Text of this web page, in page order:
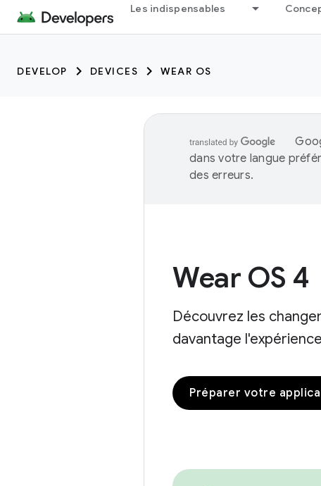
Les indispensables
DEVELOP DEVICES WEAR OS
dans votre langue
des erreurs.
Wear OS 4
Découvrez les
davantage
Préparer votre